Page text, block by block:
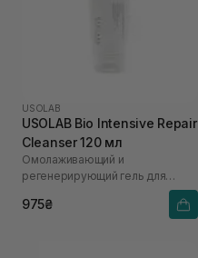
USOLAB
USOLAB Bio Intensive Repair
Cleanser 120 мл
Омолаживающий и
регенерирующий гель для
975₴